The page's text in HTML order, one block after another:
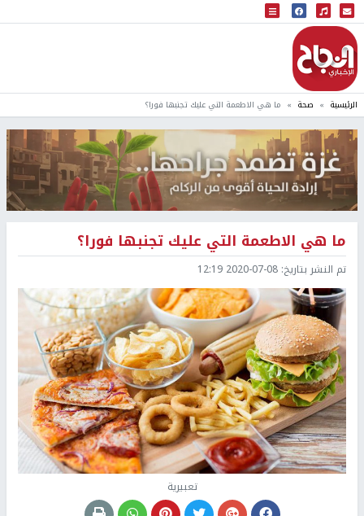
البث المباشر
إذاعة النجاح
الرئيسية صحة ما هي الاطعمة التي عليك تجنبها فورا؟
ما هي الاطعمة التي عليك تجنبها فورا؟
تم النشر بتاريخ: 2020-07-08 12:19
تعبيرية